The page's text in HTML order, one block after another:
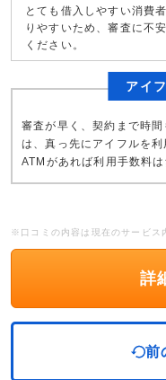
とても借入しやすい消費
りやすいため、審査に不
ください。
アイ
審査が早く、契約まで時
は、真っ先にアイフルを
ATMがあれば利用手数料は
※口コミの内容は現在のサービス
詳
前